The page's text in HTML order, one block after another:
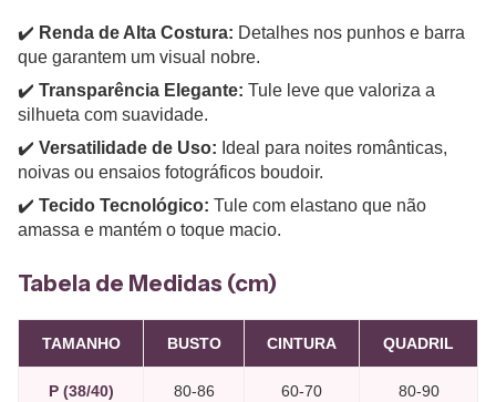
✔️ Renda de Alta Costura: Detalhes nos punhos e barra
que garantem um visual nobre.
✔️ Transparência Elegante: Tule leve que valoriza a
silhueta com suavidade.
✔️ Versatilidade de Uso: Ideal para noites românticas,
noivas ou ensaios fotográficos boudoir.
✔️ Tecido Tecnológico: Tule com elastano que não
amassa e mantém o toque macio.
Tabela de Medidas (cm)
TAMANHO BUSTO CINTURA QUADRIL
P (38/40) 80-86 60-70 80-90